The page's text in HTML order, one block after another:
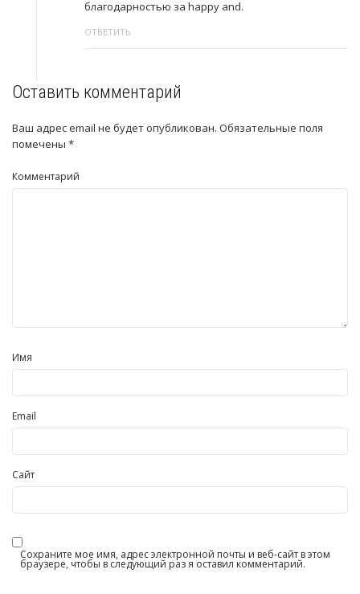
благодарностью за happy and.
ОТВЕТИТЬ
Оставить комментарий
Ваш адрес email не будет опубликован. Обязательные поля
помечены *
Комментарий
Имя
Email
Сайт
Сохраните мое имя, адрес электронной почты и веб-сайт в этом
браузере, чтобы в следующий раз я оставил комментарий.